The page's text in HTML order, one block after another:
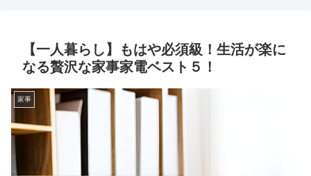
【一人暮らし】もはや必須級！生活が楽に
なる贅沢な家事家電ベスト５！
家事